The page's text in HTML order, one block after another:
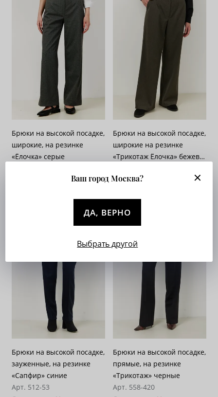
Брюки на высокой посадке,
широкие, на резинке
«Ёлочка» серые
Узнать
Брюки на высокой посадке,
широкие на резинке
«Трикотаж Ёлочка» бежево-
Опт. цена:
Брюки на высокой посадке,
зауженные, на резинке
«Сапфир» синие
Арт. 512-53
Брюки на высокой посадке,
прямые, на резинке
«Трикотаж» черные
Арт. 558-420
Ваш город Москва?
ДА, ВЕРНО
Выбрать другой